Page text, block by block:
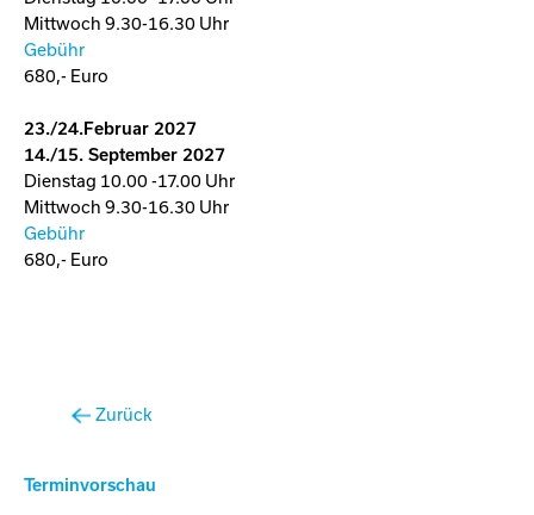
Mittwoch 9.30-16.30 Uhr
Gebühr
680,- Euro
23./24.Februar 2027
14./15. September 2027
Dienstag 10.00 -17.00 Uhr
Mittwoch 9.30-16.30 Uhr
Gebühr
680,- Euro
Zurück
Terminvorschau